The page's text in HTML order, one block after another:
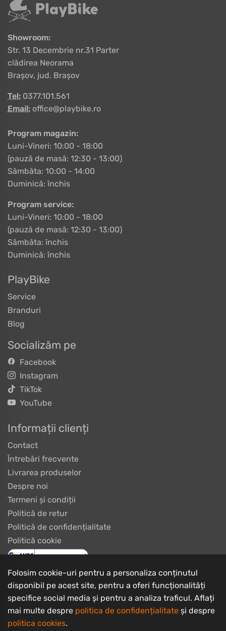
Showroom:
Str. 13 Decembrie nr.31 Parter
clădirea Neorama
Brașov, jud. Brașov
Tel: 0377.101.561
Email: office@playbike.ro
Program magazin:
Luni-Vineri: 10:00 - 18:00
(pauză de masă: 12:30 - 13:00)
Sâmbăta: 10:00 - 14:00
Duminică: închis
Program service:
Luni-Vineri: 10:00 - 18:00
(pauză de masă: 12:30 - 13:00)
Sâmbăta: închis
Duminică: închis
PlayBike
Service
Branduri
Blog
Socializăm pe
Facebook
Instagram
TikTok
YouTube
Informații clienți
Contact
Întrebări frecvente
Livrarea produselor
Despre noi
Termeni și condiții
Politică de retur
Politică de confidențialitate
Politică cookie
Folosim cookie-uri pentru a personaliza conținutul
disponibil pe acest site, pentru a oferi funcționalități
specifice social media și pentru a analiza traficul. Aflați
mai multe despre politica de confidențialitate și despre
politica cookies.